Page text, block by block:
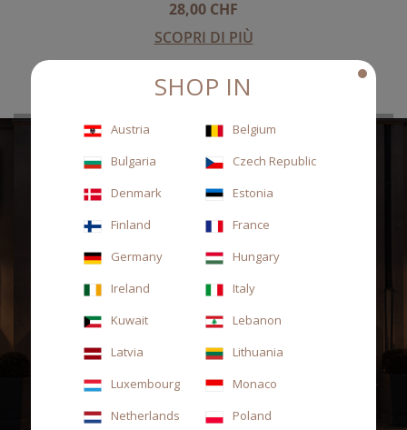
28,00 CHF
SCOPRI DI PIÙ
SCOPRI LE NOSTRE CULTI HOUSE
MILANO - Corso Venezia, 53
SHOP IN
Austria
Belgium
Bulgaria
Czech Republic
Denmark
Estonia
Finland
France
Germany
Hungary
Ireland
Italy
Kuwait
Lebanon
Latvia
Lithuania
Luxembourg
Monaco
Netherlands
Poland